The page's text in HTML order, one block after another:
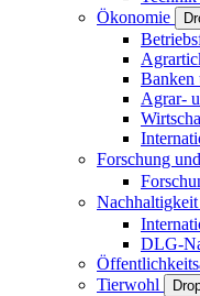
Ökonomie
Banken
Agrar-
Forschung
Nachhaltigkeit
DLG-
Tierwohl